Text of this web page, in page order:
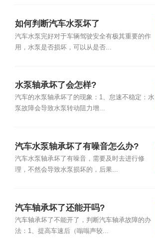
如何判断汽车水泵坏了
汽车水泵完好对于车辆驾驶安全有极其重要的作
用，水泵是否损坏，可以从是否...
水泵轴承坏了会怎样?
汽车的水泵轴承坏了的现象：1、怠速不稳定：水
泵故障会导致水泵转动阻力增...
汽车水泵轴承坏了有噪音怎么办?
汽车水泵轴承坏了有噪音，需要及时去进行修
理，不然会导致水泵损坏的，后果...
汽车轴承坏了还能开吗?
汽车轴承坏了不能开了，判断汽车轴承故障的办
法：1、提高车速后（嗡嗡声较...